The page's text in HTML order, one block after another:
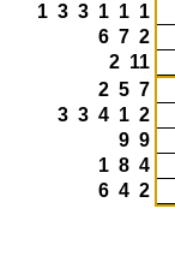
1 3 3 1 1 1
6 7 2
2 11
2 5 7
3 3 4 1 2
9 9
1 8 4
6 4 2